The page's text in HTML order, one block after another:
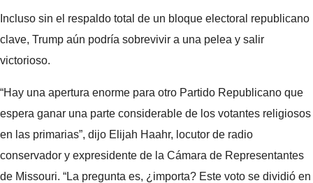
Incluso sin el respaldo total de un bloque electoral republicano
clave, Trump aún podría sobrevivir a una pelea y salir
victorioso.
“Hay una apertura enorme para otro Partido Republicano que
espera ganar una parte considerable de los votantes religiosos
en las primarias”, dijo Elijah Haahr, locutor de radio
conservador y expresidente de la Cámara de Representantes
de Missouri. “La pregunta es, ¿importa? Este voto se dividió en